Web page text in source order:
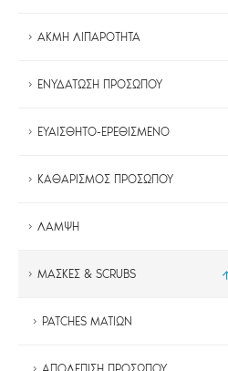
ΑΚΜΗ ΛΙΠΑΡΟΤΗΤΑ
ΕΝΥΔΑΤΩΣΗ ΠΡΟΣΩΠΟΥ
ΕΥΑΙΣΘΗΤΟ-ΕΡΕΘΙΣΜΕΝΟ
ΚΑΘΑΡΙΣΜΟΣ ΠΡΟΣΩΠΟΥ
ΛΑΜΨΗ
ΜΑΣΚΕΣ & SCRUBS
PATCHES ΜΑΤΙΩΝ